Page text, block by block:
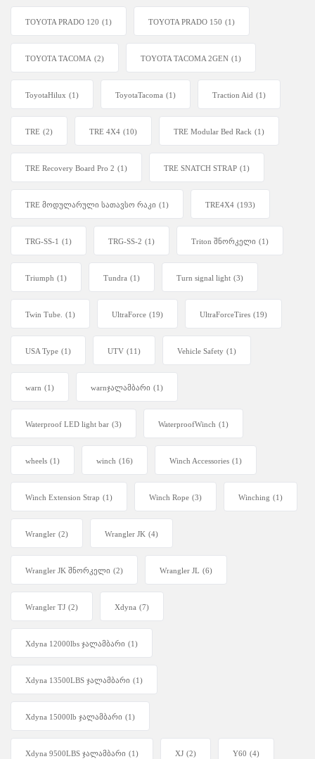
TOYOTA PRADO 120 (1) TOYOTA PRADO 150 (1)
TOYOTA TACOMA (2) TOYOTA TACOMA 2GEN (1)
ToyotaHilux (1) ToyotaTacoma (1) Traction Aid (1)
TRE (2) TRE 4X4 (10) TRE Modular Bed Rack (1)
TRE Recovery Board Pro 2 (1) TRE SNATCH STRAP (1)
TRE მოდულარული სათავსო რაკი (1) TRE4X4 (193)
TRG-SS-1 (1) TRG-SS-2 (1) Triton შნორკელი (1)
Triumph (1) Tundra (1) Turn signal light (3)
Twin Tube. (1) UltraForce (19) UltraForceTires (19)
USA Type (1) UTV (11) Vehicle Safety (1)
warn (1) warnჯალამბარი (1)
Waterproof LED light bar (3) WaterproofWinch (1)
wheels (1) winch (16) Winch Accessories (1)
Winch Extension Strap (1) Winch Rope (3) Winching (1)
Wrangler (2) Wrangler JK (4)
Wrangler JK შნორკელი (2) Wrangler JL (6)
Wrangler TJ (2) Xdyna (7)
Xdyna 12000lbs ჯალამბარი (1)
Xdyna 13500LBS ჯალამბარი (1)
Xdyna 15000lb ჯალამბარი (1)
Xdyna 9500LBS ჯალამბარი (1) XJ (2) Y60 (4)